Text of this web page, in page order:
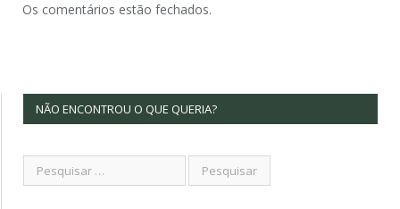
Os comentários estão fechados.
NÃO ENCONTROU O QUE QUERIA?